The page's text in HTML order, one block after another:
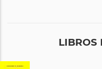
LIBROS